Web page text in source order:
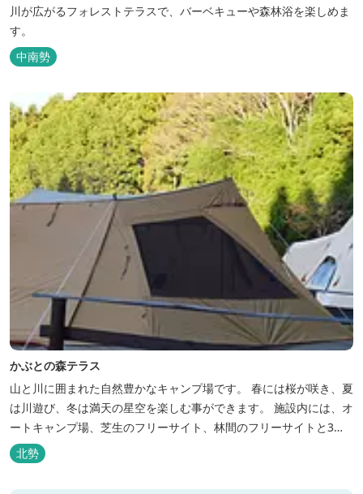
川が広がるフォレストテラスで、バーベキューや森林浴を楽しめま
す。
中南勢
かぶとの森テラス
山と川に囲まれた自然豊かなキャンプ場です。 春には桜が咲き、夏
は川遊び、冬は満天の星空を楽しむ事ができます。 施設内には、オ
ートキャンプ場、芝生のフリーサイト、林間のフリーサイトと3種
類のキャンプ場があり、豊かな自然の中でのんびりとキャンプを楽
しむ事ができます。 テント泊が苦手な方や、小さなお子様連れの方
はコテージがおススメ。 大小合わせて6棟のコテージがあります。
北勢